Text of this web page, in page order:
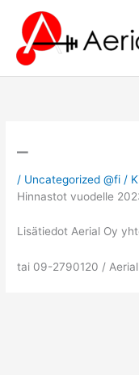
sisältöön
–
/ Uncategorized @fi /
Hinnastot vuodelle
Lisätiedot Aerial Oy
tai 09-2790120 /